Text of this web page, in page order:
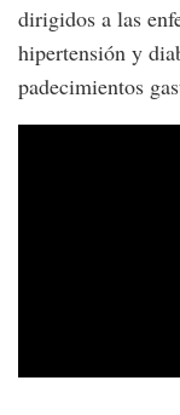
dirigidos a las
hipertensión y
padecimientos